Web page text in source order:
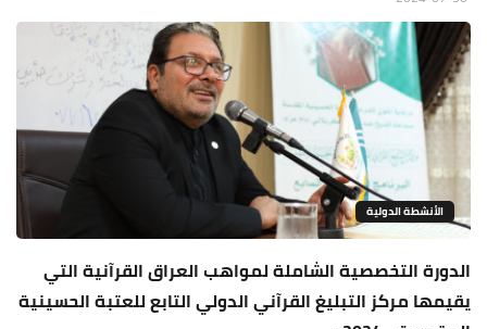
الأنشطة الدولية
الدورة التخصصية الشاملة لمواهب العراق القرآنية التي
يقيمها مركز التبليغ القرآني الدولي التابع للعتبة الحسينية